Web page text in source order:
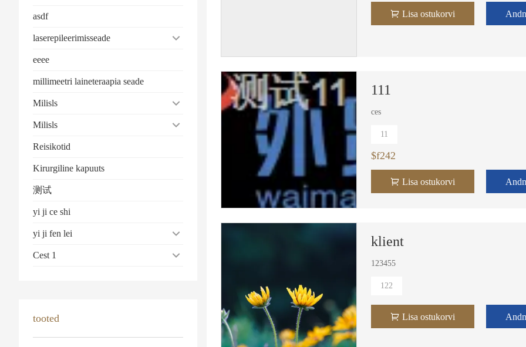
asdf
laserepileerimisseade
eeee
millimeetri laineteraapia seade
Milisls
Milisls
Reisikotid
Kirurgiline kapuuts
测试
yi ji ce shi
yi ji fen lei
Cest 1
tooted
Lisa ostukorvi
111
ces
11
$f242
Lisa ostukorvi
klient
123455
122
Lisa ostukorvi